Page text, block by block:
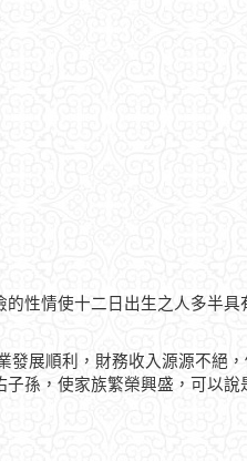
性情使十二日出生之人多半具
發展順利，財務收入源源不絕
孫，使家族繁榮興盛，可以說